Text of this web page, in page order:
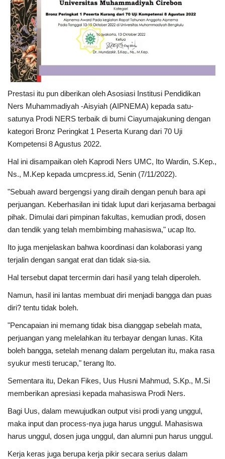
Prestasi itu pun diberikan oleh Asosiasi Institusi Pendidikan
Ners Muhammadiyah -Aisyiah (AIPNEMA) kepada satu-
satunya Prodi NERS terbaik di bumi Ciayumajakuning dengan
kategori Bronz Peringkat 1 Peserta Kurang dari 70 Uji
Kompetensi 8 Agustus 2022.
Hal ini disampaikan oleh Kaprodi Ners UMC, Ito Wardin, S.Kep.,
Ns., M.Kep kepada umcpress.id, Senin (7/11/2022).
"Sebuah award bergengsi yang diraih dengan penuh bara api
perjuangan. Keberhasilan ini tidak luput dari kerjasama berbagai
pihak. Dimulai dari pimpinan fakultas, kemudian prodi, dosen
dan tendik yang telah membimbing mahasiswa," ucap Ito.
Ito juga menjelaskan bahwa koordinasi dan kolaborasi yang
terjalin dengan sangat erat dan tidak sia-sia.
Hal tersebut dapat tercermin dari hasil yang telah diperoleh.
Namun, hasil ini lantas membuat diri menjadi bangga dan puas
diri? tentu tidak boleh.
"Pencapaian ini memang tidak bisa dianggap sebelah mata,
perjuangan yang melelahkan itu terbayar dengan lunas. Kita
boleh bangga, setelah menang dalam pergelutan itu, maka rasa
syukur mesti terucap," terang Ito.
Sementara itu, Dekan Fikes, Uus Husni Mahmud, S.Kp., M.Si
memberikan apresiasi kepada mahasiswa Prodi Ners.
Bagi Uus, dalam mewujudkan output visi prodi yang unggul,
maka input dan process-nya juga harus unggul. Mahasiswa
harus unggul, dosen juga unggul, dan alumni pun harus unggul.
Kerja keras juga berupa kerja pikir secara serius dalam